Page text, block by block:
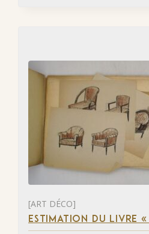
[ART DÉCO]
ESTIMATION DU LIVRE